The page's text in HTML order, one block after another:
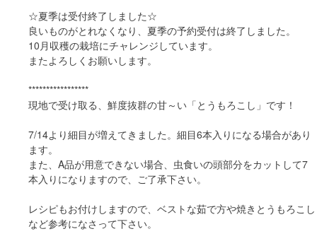
☆夏季は受付終了しました☆
良いものがとれなくなり、夏季の予約受付は終了しました。
10月収穫の栽培にチャレンジしています。
またよろしくお願いします。
*****************
現地で受け取る、鮮度抜群の甘～い「とうもろこし」です！
7/14より細目が増えてきました。細目6本入りになる場合があり
ます。
また、A品が用意できない場合、虫食いの頭部分をカットして7
本入りになりますので、ご了承下さい。
レシピもお付けしますので、ベストな茹で方や焼きとうもろこし
など参考になさって下さい。